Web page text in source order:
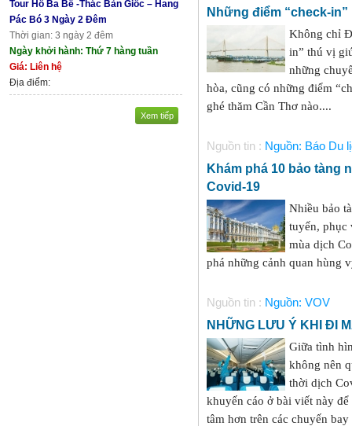
Tour Hồ Ba Bể -Thác Bản Giốc – Hang
Pác Bó 3 Ngày 2 Đêm
Thời gian: 3 ngày 2 đêm
Ngày khởi hành: Thứ 7 hàng tuần
Giá: Liên hệ
Địa điểm:
Xem tiếp
Những điểm “check-
Không chỉ
in” thú vị
những
hòa, cũng có những điểm
ghé thăm Cần Thơ nào....
Nguồn tin : Nguồn: Báo Du
Khám phá 10 bảo tàng
Covid-19
Nhiều bảo
tuyến, phục
mùa dịch
phá những cảnh quan hùng
Nguồn tin : Nguồn: VOV
NHỮNG LƯU Ý KHI ĐI
Giữa tình
không nên
thời dịch
khuyến cáo ở bài viết này
tâm hơn trên các chuyến